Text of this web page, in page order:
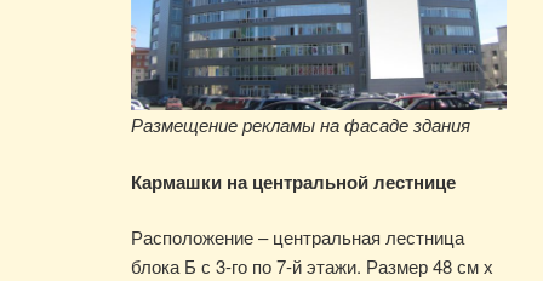
Размещение рекламы на фасаде здания
Кармашки на центральной лестнице
Расположение – центральная лестница
блока Б с 3-го по 7-й этажи. Размер 48 см х